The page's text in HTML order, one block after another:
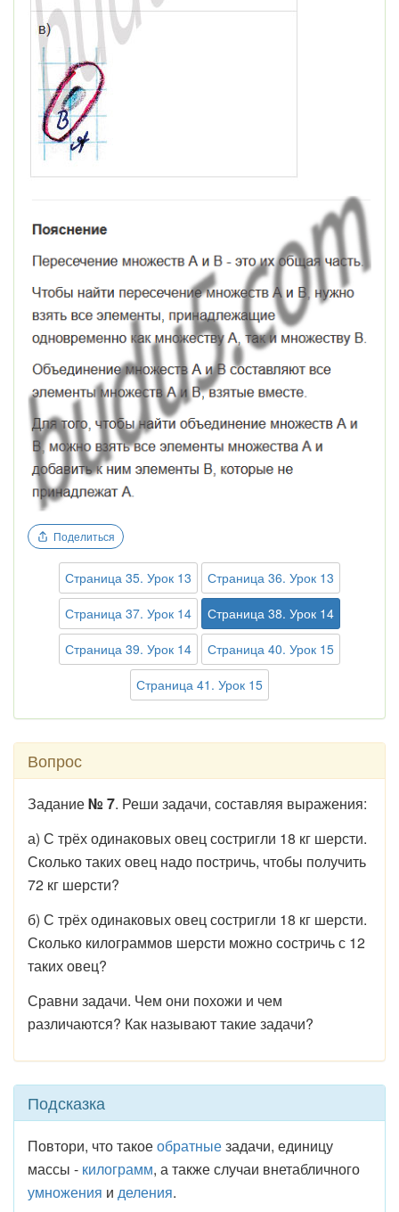
Поделиться
Страница 35. Урок 13
Страница 36. Урок 13
Страница 37. Урок 14
Страница 38. Урок 14
Страница 39. Урок 14
Страница 40. Урок 15
Страница 41. Урок 15
Вопрос
Задание№ 7. Реши задачи, составляя выражения:
а) С трёх одинаковых овец состригли 18 кг шерсти.
Сколько таких овец надо постричь, чтобы получить
72 кг шерсти?
б) С трёх одинаковых овец состригли 18 кг шерсти.
Сколько килограммов шерсти можно состричь с 12
таких овец?
Сравни задачи. Чем они похожи и чем
различаются? Как называют такие задачи?
Подсказка
Повтори, что такоеобратныезадачи, единицу
массы - килограмм, а также случаи внетабличного
умножения и деления.